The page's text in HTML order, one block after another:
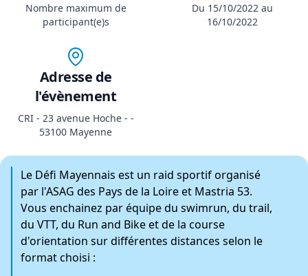
Nombre maximum de
participant(e)s
Du 15/10/2022 au
16/10/2022
Adresse de
l'évènement
CRI - 23 avenue Hoche - -
53100 Mayenne
Le Défi Mayennais est un raid sportif organisé
par l'ASAG des Pays de la Loire et Mastria 53.
Vous enchainez par équipe du swimrun, du trail,
du VTT, du Run and Bike et de la course
d'orientation sur différentes distances selon le
format choisi :